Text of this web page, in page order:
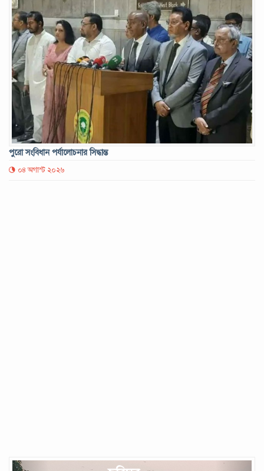
পুরো সংবিধান পর্যালোচনার সিদ্ধান্ত
০৪ অগাস্ট ২০২৬